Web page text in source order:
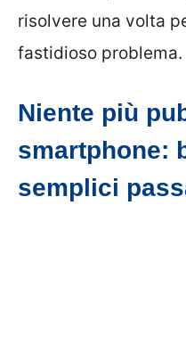
risolvere una volta
fastidioso problema.
Niente più
smartphone:
semplici